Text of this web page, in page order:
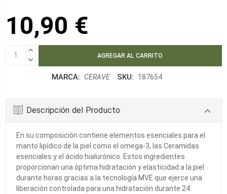
10,90 €
AUMENTAR
CANTIDAD:
DISMINUIR
MARCA: CERAVE SKU: 187654
Descripción del Producto
En su composición contiene elementos esenciales para el
manto lipídico de la piel como el omega-3, las Ceramidas
esenciales y el ácido hialurónico. Estos ingredientes
proporcionan una óptima hidratación y elasticidad a la piel
durante horas gracias a la tecnología MVE que ejerce una
liberación controlada para una hidratación durante 24